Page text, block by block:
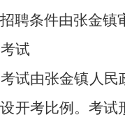
聘条件由张金镇
试
试由张金镇人民
开考比例。考试